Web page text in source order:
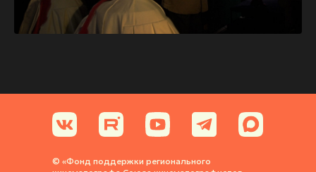
© «Фонд поддержки регионального